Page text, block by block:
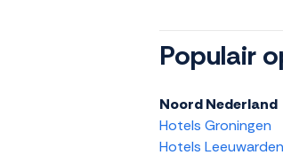
Populair
Noord Nederland
Hotels Groningen
Hotels Leeuwarden